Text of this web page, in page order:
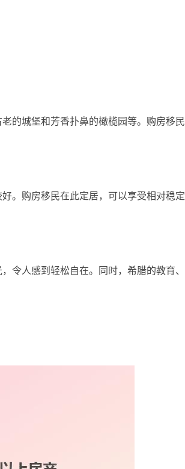
的城堡和芳香扑鼻的橄榄园等。购房移
。购房移民在此定居，可以享受相对稳
令人感到轻松自在。同时，希腊的教育